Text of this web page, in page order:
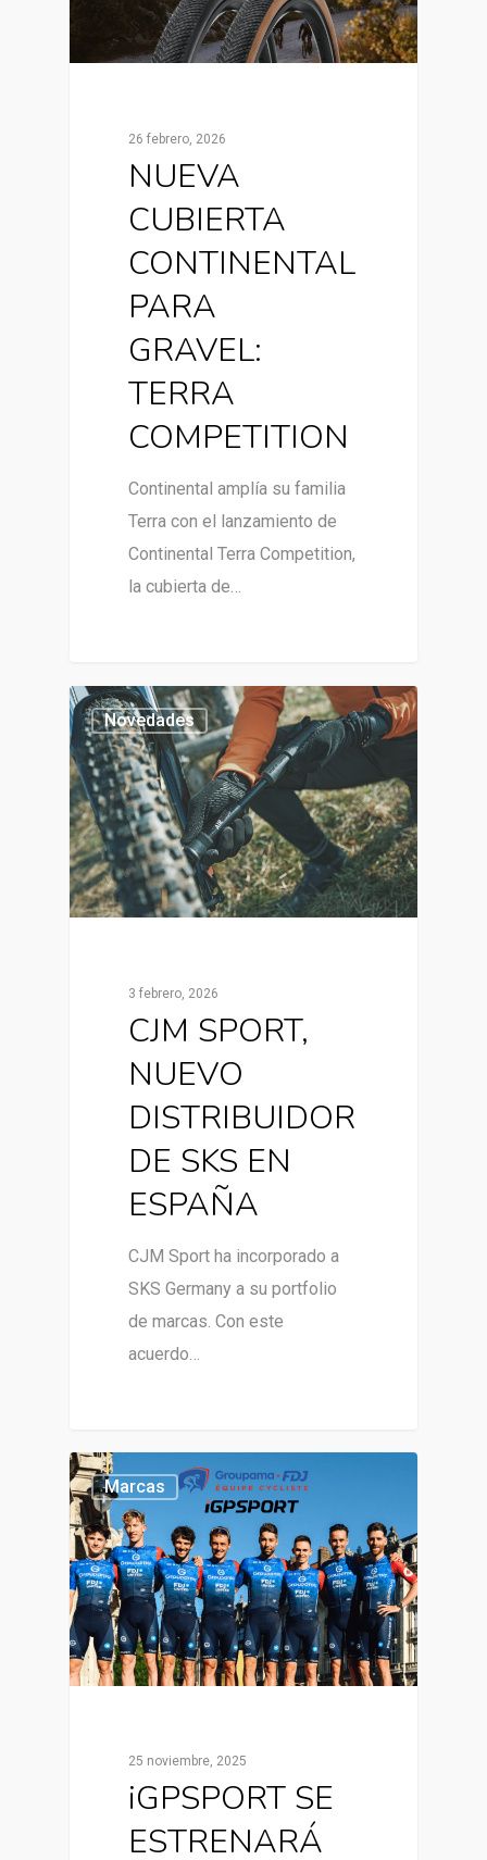
26 febrero, 2026
NUEVA
CUBIERTA
CONTINENTAL
PARA
GRAVEL:
TERRA
COMPETITION
Continental amplía su familia
Terra con el lanzamiento de
Continental Terra Competition,
la cubierta de…
Novedades
3 febrero, 2026
CJM SPORT,
NUEVO
DISTRIBUIDOR
DE SKS EN
ESPAÑA
CJM Sport ha incorporado a
SKS Germany a su portfolio
de marcas. Con este
acuerdo…
Marcas
25 noviembre, 2025
iGPSPORT SE
ESTRENARÁ